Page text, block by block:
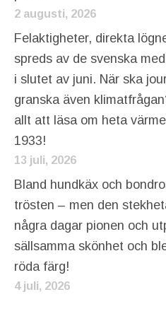
2 augusti, 2026
Felaktigheter, direkta
spreds av de svenska
i slutet av juni. När ska
granska även
allt att läsa om heta
1933!
13 juli, 2026
Bland hundkäx och
trösten – men den
några dagar pionen och
sällsamma skönhet och
röda färg!
4 juli, 2026